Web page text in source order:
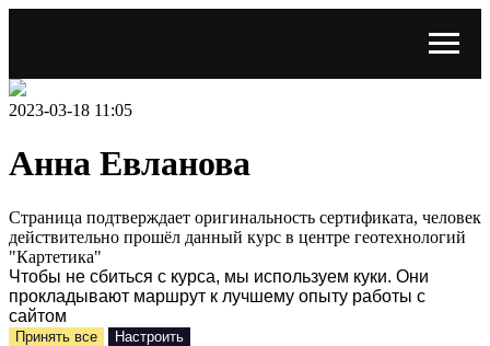
2023-03-18 11:05
Анна Евланова
Страница подтверждает оригинальность сертификата, человек
действительно прошёл данный курс в центре геотехнологий
"Картетика"
Чтобы не сбиться с курса, мы используем куки. Они
прокладывают маршрут к лучшему опыту работы с
сайтом
Принять все Настроить